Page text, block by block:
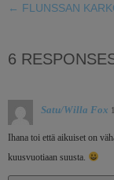
← FLUNSSAN
6
Satu/Willa Fox
Ihana toi että aikuiset on
kuusvuotiaan suusta.